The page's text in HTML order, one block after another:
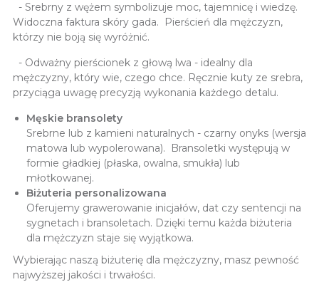
- Srebrny z wężem symbolizuje moc, tajemnicę i wiedzę.
Widoczna faktura skóry gada. Pierścień dla mężczyzn,
którzy nie boją się wyróżnić.
- Odważny pierścionek z głową lwa - idealny dla
mężczyzny, który wie, czego chce. Ręcznie kuty ze srebra,
przyciąga uwagę precyzją wykonania każdego detalu.
Męskie bransolety
Srebrne lub z kamieni naturalnych - czarny onyks (wersja
matowa lub wypolerowana). Bransoletki występują w
formie gładkiej (płaska, owalna, smukła) lub
młotkowanej.
Biżuteria personalizowana
Oferujemy grawerowanie inicjałów, dat czy sentencji na
sygnetach i bransoletach. Dzięki temu każda biżuteria
dla mężczyzn staje się wyjątkowa.
Wybierając naszą biżuterię dla mężczyzny, masz pewność
najwyższej jakości i trwałości.